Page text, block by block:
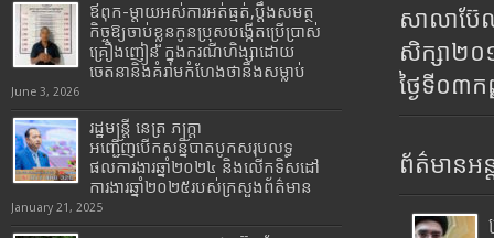
ឪពុក-ម្ដាយអស់ការអត់ធ្មត់,ប្ដឹងសមត្ថ
កិច្ចឱ្យចាប់ខ្លួនកូនប្រុសបង្កើតប្រើប្រាស់
គ្រឿងញៀន ក្នុងករណីហិង្សាដោយ
ចេតនានិងគំរាមកំហែងថានឹងសម្លាប់
June 3, 2026
រដ្ឋមន្រ្តី​ នេត្រ​ ភក្ត្រា​
អញ្ជើញបើកសន្និបាតបូកសរុបលទ្ធ
ផលការងារឆ្នាំ២០២៤ និងលើកទិសដៅ
ការងារឆ្នាំ២០២៥របស់​ក្រសួង​ព័ត៌មាន​
January 21, 2025
សាលាប៊ែ
សិក្សា២
ថ្ងៃទី០៣
ព័ត៌មានអន្